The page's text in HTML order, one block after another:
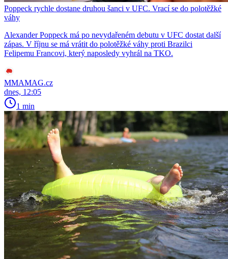
Poppeck rychle dostane druhou šanci v UFC. Vrací se do polotěžké
váhy
Alexander Poppeck má po nevydařeném debutu v UFC dostat další
zápas. V říjnu se má vrátit do polotěžké váhy proti Brazilci
Felipemu Francovi, který naposledy vyhrál na TKO.
MMAMAG.cz
dnes, 12:05
1 min